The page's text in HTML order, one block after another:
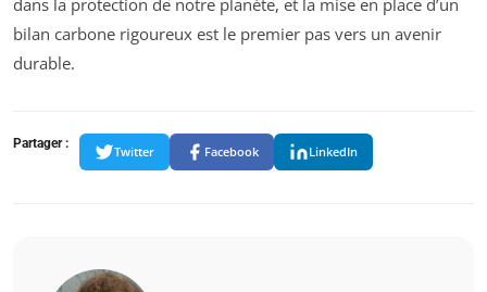
bilan carbone rigoureux est le premier pas vers un avenir
durable.
Partager :
Twitter Facebook LinkedIn